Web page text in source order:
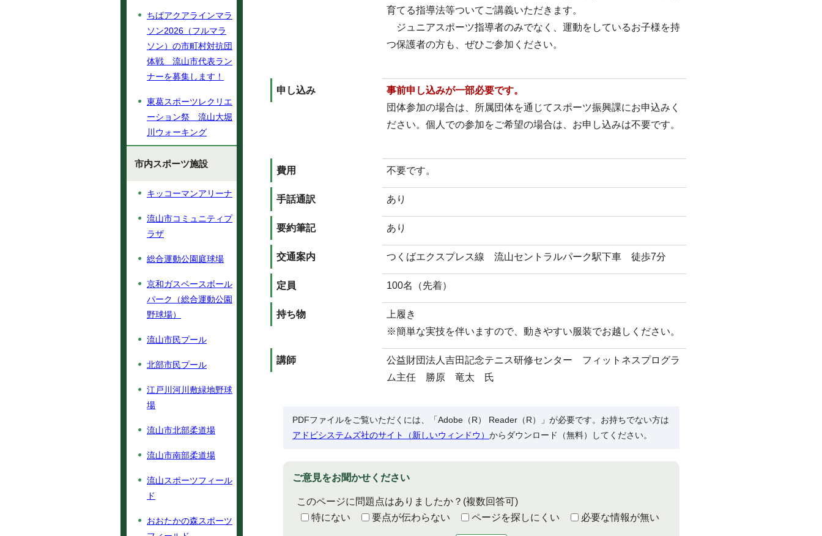
育てる指導法等ついてご講義いただきます。
ジュニアスポーツ指導者のみでなく、運動をしているお子様を持
つ保護者の方も、ぜひご参加ください。
申し込み
事前申し込みが一部必要です。
団体参加の場合は、所属団体を通じてスポーツ振興課にお申込みく
ださい。個人での参加をご希望の場合は、お申し込みは不要です。
費用 不要です。
手話通訳 あり
要約筆記 あり
交通案内 つくばエクスプレス線 流山セントラルパーク駅下車 徒歩7分
定員 100名（先着）
持ち物
上履き
※簡単な実技を伴いますので、動きやすい服装でお越しください。
講師
公益財団法人吉田記念テニス研修センター フィットネスプログラ
ム主任 勝原 竜太 氏
PDFファイルをご覧いただくには、「Adobe（R） Reader（R）」が必要です。お持ちでない方は
アドビシステムズ社のサイト（新しいウィンドウ） からダウンロード（無料）してください。
ご意見をお聞かせください
このページに問題点はありましたか？ (複数回答可)
特にない
要点が伝わらない ページを探しにくい 必要な情報が無い
ちばアクアラインマラ
ソン2026（フルマラ
ソン）の市町村対抗団
体戦 流山市代表ラン
ナーを募集します！
東葛スポーツレクリエ
ーション祭 流山大堀
川ウォーキング
市内スポーツ施設
キッコーマンアリーナ
流山市コミュニティプ
ラザ
総合運動公園庭球場
京和ガスベースボール
パーク（総合運動公園
野球場）
流山市民プール
北部市民プール
江戸川河川敷緑地野球
場
流山市北部柔道場
流山市南部柔道場
流山スポーツフィール
ド
おおたかの森スポーツ